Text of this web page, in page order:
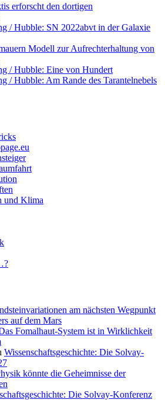
erforscht den dortigen
/ Hubble: SN 2022abvt in der Galaxie
Modell zur Aufrechterhaltung von
/ Hubble: Eine von Hundert
/ Hubble: Am Rande des Tarantelnebels
und Klima
am nächsten Wegpunkt
auf dem Mars
Fomalhaut-System ist in Wirklichkeit
Wissenschaftsgeschichte: Die Solvay-
könnte die Geheimnisse der
Die Solvay-Konferenz